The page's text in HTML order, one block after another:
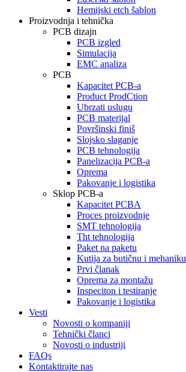
Hemijski etch šablon
Proizvodnja i tehnička
PCB dizajn
PCB izgled
Simulacija
EMC analiza
PCB
Kapacitet PCB-a
Product ProdCtion
Ubrzati uslugu
PCB materijal
Površinski finiš
Slojsko slaganje
PCB tehnologija
Panelizacija PCB-a
Oprema
Pakovanje i logistika
Sklop PCB-a
Kapacitet PCBA
Proces proizvodnje
SMT tehnologija
Tht tehnologija
Paket na paketu
Kutija za butičnu i mehaniku
Prvi članak
Oprema za montažu
Inspeciton i testiranje
Pakovanje i logistika
Vesti
Novosti o kompaniji
Tehnički članci
Novosti o industriji
FAQs
Kontaktirajte nas